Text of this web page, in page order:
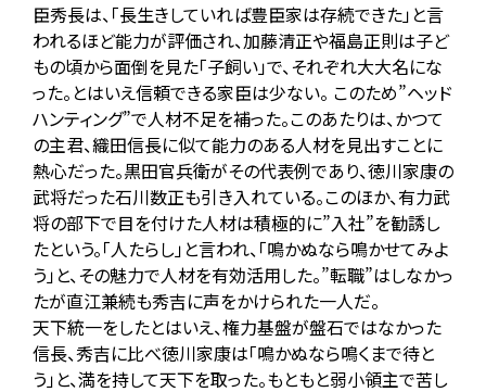
臣秀長は、「長生きしていれば豊臣家は存続できた」と言
われるほど能力が評価され、加藤清正や福島正則は子ど
もの頃から面倒を見た「子飼い」で、それぞれ大大名にな
った。とはいえ信頼できる家臣は少ない。 このため”ヘッド
ハンティング”で人材不足を補った。このあたりは、かつて
の主君、織田信長に似て能力のある人材を見出すことに
熱心だった。黒田官兵衛がその代表例であり、徳川家康の
武将だった石川数正も引き入れている。このほか、有力武
将の部下で目を付けた人材は積極的に”入社”を勧誘し
たという。「人たらし」と言われ、「鳴かぬなら鳴かせてみよ
う」と、その魅力で人材を有効活用した。”転職”はしなかっ
たが直江兼続も秀吉に声をかけられた一人だ。
天下統一をしたとはいえ、権力基盤が盤石ではなかった
信長、秀吉に比べ徳川家康は「鳴かぬなら鳴くまで待と
う」と、満を持して天下を取った。もともと弱小領主で苦し